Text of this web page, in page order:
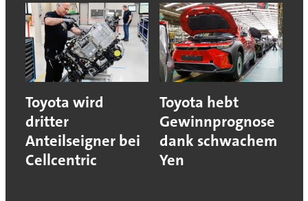
Toyota wird
dritter
Anteilseigner bei
Cellcentric
Toyota hebt
Gewinnprognose
dank schwachem
Yen